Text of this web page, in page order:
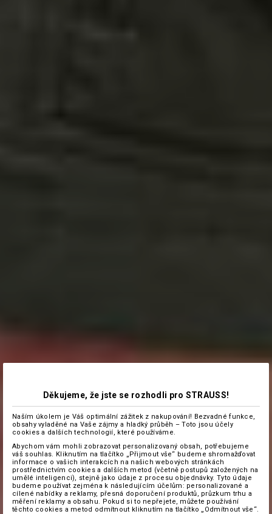
Děkujeme, že jste se rozhodli pro STRAUSS!
Naším úkolem je Váš optimální zážitek z nakupování! Bezvadné funkce,
obsahy vyladěné na Vaše zájmy a hladký průběh – Toto jsou účely
cookies a dalších technologií, které používáme.
Abychom vám mohli zobrazovat personalizovaný obsah, potřebujeme
váš souhlas. Kliknutím na tlačítko „Přijmout vše“ budeme shromažďovat
informace o vašich interakcích na našich webových stránkách
prostřednictvím cookies a dalších metod (včetně postupů založených na
umělé inteligenci), stejně jako údaje z procesu objednávky. Tyto údaje
budeme používat zejména k následujícím účelům: personalizované a
cílené nabídky a reklamy, přesná doporučení produktů, průzkum trhu a
měření reklamy a obsahu. Pokud si to nepřejete, můžete používání
těchto cookies a metod odmítnout kliknutím na tlačítko „Odmítnout vše“.